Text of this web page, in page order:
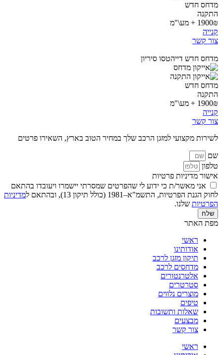
מדחס חדש
התקנה
1900₪ + מע\"מ
קנייה
צור קשר
מדחס חדש דייהטסו סיריון
מדחס חדש
התקנה
1900₪ + מע\"מ
קנייה
צור קשר
לשירות מקצועי למזגן הרכב שלך במחיר הטוב בארץ, השאירו פרטים
שם
טלפון
אישור מדיניות פרטיות
אני מאשר/ת כי ידוע לי שהפרטים שמסרתי יישמרו ויעובדו בהתאם
לחוק הגנת הפרטיות, התשמ"א–1981 (כולל תיקון 13), ובהתאם ל
מדיניות
הפרטיות שלנו.
שלח
מפת האתר
ראשי
אודותינו
תיקון מזגן לרכב
מדחסים לרכב
אלטרנטורים
סטרטרים
מוצרים נלווים
טיפים
שאלות ותשובות
מבצעים
צור קשר
ראשי